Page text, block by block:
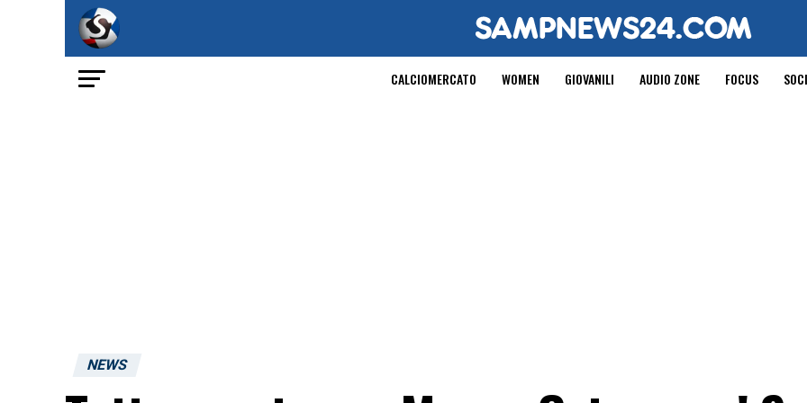
CALCIOMERCATO WOMEN GIOVANILI AUDIO ZONE FOCUS
NEWS